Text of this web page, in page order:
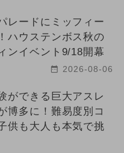
職業体験
イベント
イベント
レードにミッフィー
ハウステンボス秋の
ンイベント9/18開幕
2026-08-06
ができる巨大アスレ
博多に！難易度別コ
供も大人も本気で挑